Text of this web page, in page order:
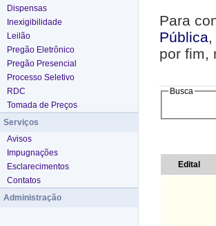
Dispensas
Inexigibilidade
Leilão
Pregão Eletrônico
Pregão Presencial
Processo Seletivo
RDC
Tomada de Preços
Serviços
Avisos
Impugnações
Esclarecimentos
Contatos
Administração
Para
Pública
por fim,
Busca
Edital